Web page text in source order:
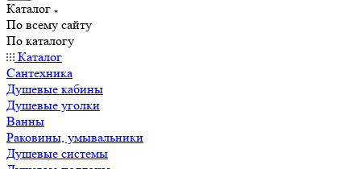
Каталог
По всему сайту
По каталогу
Каталог
Сантехника
Душевые кабины
Душевые уголки
Ванны
Раковины, умывальники
Душевые системы